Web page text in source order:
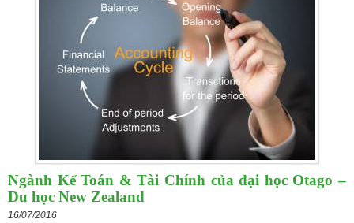
Ngành Kế Toán & Tài Chính của đại học Otago –
Du học New Zealand
16/07/2016